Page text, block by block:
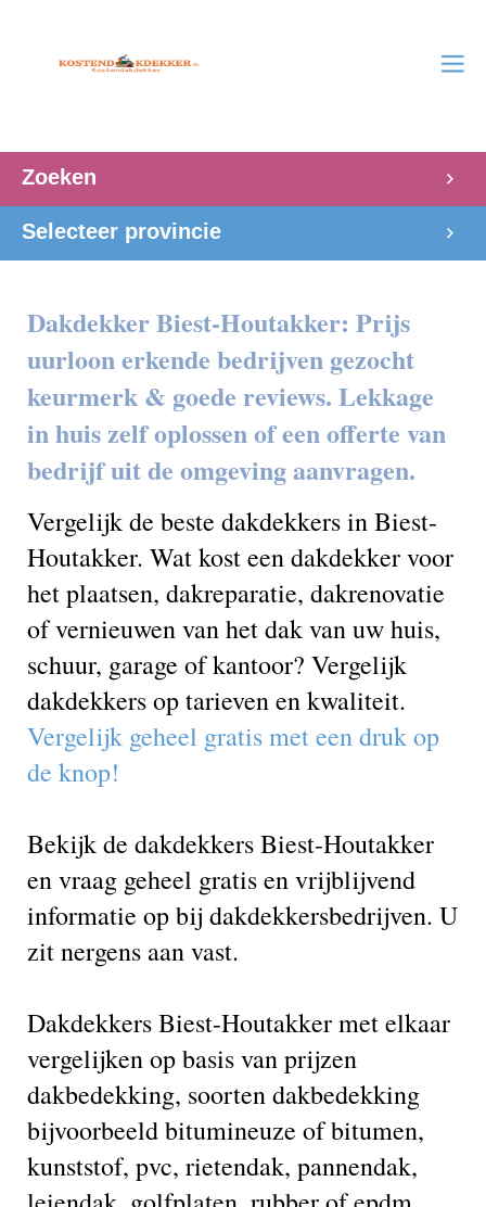
Zoeken
Selecteer provincie
Dakdekker Biest-Houtakker: Prijs
uurloon erkende bedrijven gezocht
keurmerk & goede reviews. Lekkage
in huis zelf oplossen of een offerte van
bedrijf uit de omgeving aanvragen.
Vergelijk de beste dakdekkers in Biest-
Houtakker. Wat kost een dakdekker voor
het plaatsen, dakreparatie, dakrenovatie
of vernieuwen van het dak van uw huis,
schuur, garage of kantoor? Vergelijk
dakdekkers op tarieven en kwaliteit.
Vergelijk geheel gratis met een druk op
de knop!
Bekijk de dakdekkers Biest-Houtakker
en vraag geheel gratis en vrijblijvend
informatie op bij dakdekkersbedrijven. U
zit nergens aan vast.
Dakdekkers Biest-Houtakker met elkaar
vergelijken op basis van prijzen
dakbedekking, soorten dakbedekking
bijvoorbeeld bitumineuze of bitumen,
kunststof, pvc, rietendak, pannendak,